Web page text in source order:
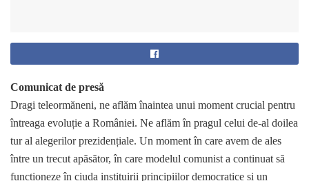
Comunicat de presă
Dragi teleormăneni, ne aflăm înaintea unui moment crucial pentru
întreaga evoluție a României. Ne aflăm în pragul celui de-al doilea
tur al alegerilor prezidențiale. Un moment în care avem de ales
între un trecut apăsător, în care modelul comunist a continuat să
funcționeze în ciuda instituirii principiilor democratice și un